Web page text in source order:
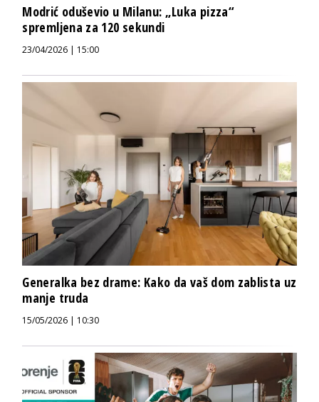
Modrić oduševio u Milanu: „Luka pizza“
spremljena za 120 sekundi
23/04/2026 | 15:00
Generalka bez drame: Kako da vaš dom zablista uz
manje truda
15/05/2026 | 10:30